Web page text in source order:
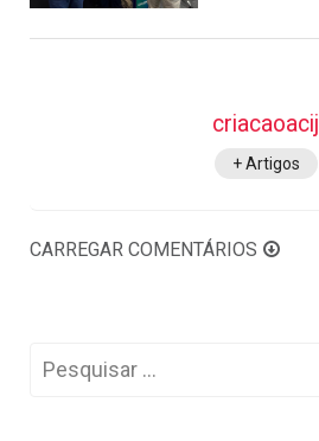
criacaoacij
+ Artigos
CARREGAR COMENTÁRIOS